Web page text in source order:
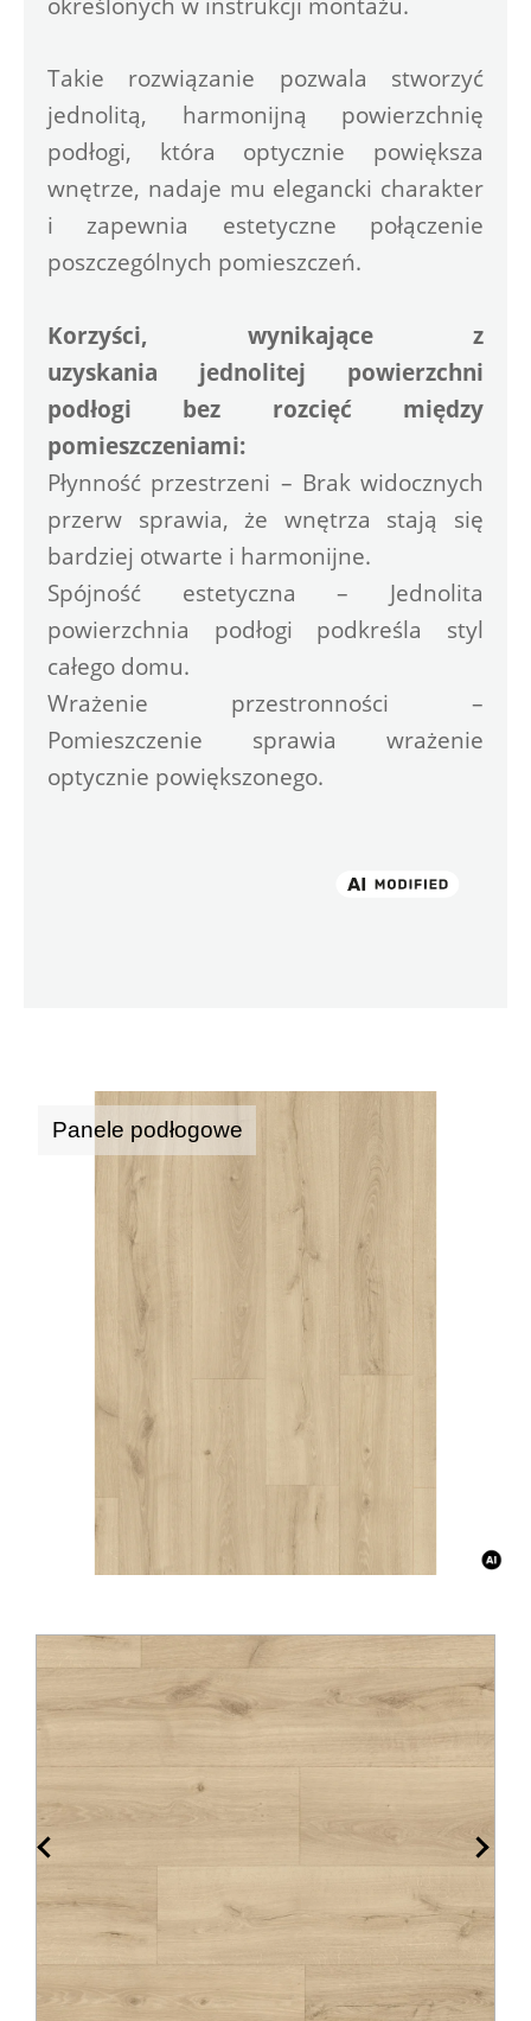
Takie rozwiązanie pozwala stworzyć
jednolitą, harmonijną powierzchnię
podłogi, która optycznie powiększa
wnętrze, nadaje mu elegancki charakter
i zapewnia estetyczne połączenie
poszczególnych pomieszczeń.
Korzyści, wynikające z
uzyskania jednolitej powierzchni
podłogi bez rozcięć między
pomieszczeniami:
Płynność przestrzeni – Brak widocznych
przerw sprawia, że wnętrza stają się
bardziej otwarte i harmonijne.
Spójność estetyczna – Jednolita
powierzchnia podłogi podkreśla styl
całego domu.
Wrażenie przestronności –
Pomieszczenie sprawia wrażenie
optycznie powiększonego.
Panele podłogowe